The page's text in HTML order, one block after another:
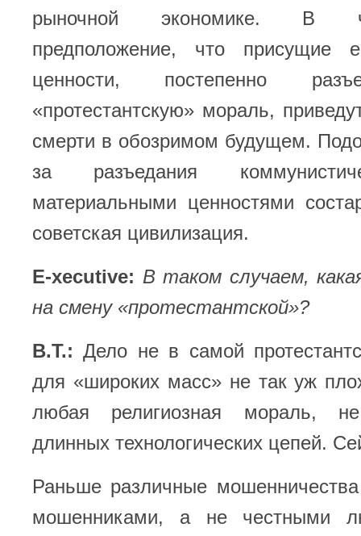
рыночной экономике. В
предположение, что присущие
ценности, постепенно
«протестантскую» мораль,
смерти в обозримом будущем.
за разъедания
материальными ценностями
советская цивилизация.
E-xecutive: В таком случаем,
на смену «протестантской»?
В.Т.:Дело не в самой
для «широких масс» не так уж
любая религиозная мораль,
длинных технологических цепей.
Раньше различные
мошенниками, а не честными